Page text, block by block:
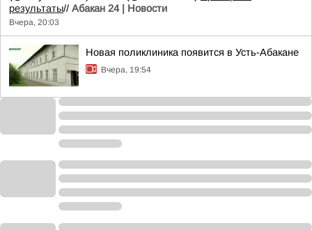
результаты// Абакан 24 | Новости
Вчера, 20:03
Новая поликлиника появится в Усть-Абакане
Вчера, 19:54